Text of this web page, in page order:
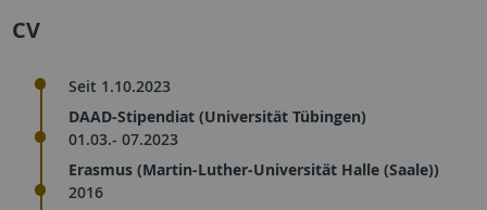
CV
Seit 1.10.2023
DAAD-Stipendiat (Universität Tübingen)
01.03.- 07.2023
Erasmus (Martin-Luther-Universität Halle (Saale))
2016